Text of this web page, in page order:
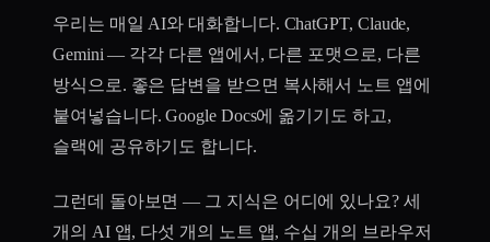
우리는 매일 AI와 대화합니다. ChatGPT, Claude,
Gemini — 각각 다른 앱에서, 다른 포맷으로, 다른
방식으로. 좋은 답변을 받으면 복사해서 노트 앱에
붙여넣습니다. Google Docs에 옮기기도 하고,
슬랙에 공유하기도 합니다.
그런데 돌아보면 — 그 지식은 어디에 있나요? 세
개의 AI 앱, 다섯 개의 노트 앱, 수십 개의 브라우저